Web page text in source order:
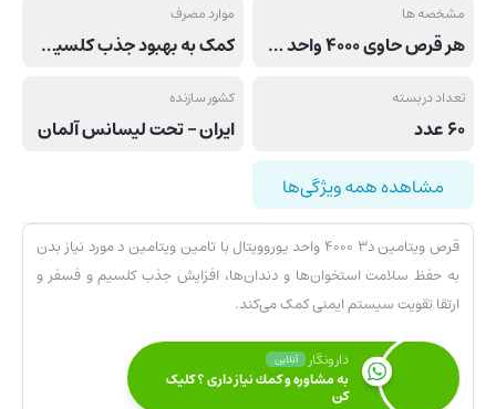
مشخصه ها
هر قرص حاوی 4000 واحد ویتامین د3
موارد مصرف
کمک به بهبود جذب کلسیم و فسفر, کمک به سلامت سیستم ایمنی بدن
تعداد در بسته
60 عدد
کشور سازنده
ایران – تحت لیسانس آلمان
مشاهده همه ویژگی‌ها
قرص ویتامین د۳ ۴۰۰۰ واحد یوروویتال با تامین ویتامین د مورد نیاز بدن
به حفظ سلامت استخوان‌ها و دندان‌ها، افزایش جذب کلسیم و فسفر و
ارتقا تقویت سیستم ایمنی کمک می‌کند.
دارونگار آنلاین
به مشاوره و كمك نياز داری ؟ کلیک
کن